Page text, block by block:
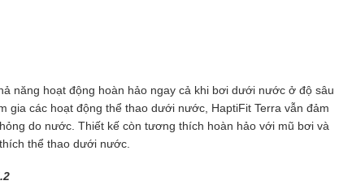
năng hoạt động hoàn hảo ngay cả khi bơi dưới nước ở độ sâu
gia các hoạt động thể thao dưới nước, HaptiFit Terra vẫn đảm
do nước. Thiết kế còn tương thích hoàn hảo với mũ bơi và
thể thao dưới nước.